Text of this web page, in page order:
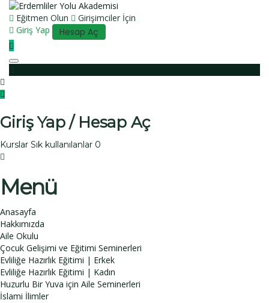
Eğitmen Olun
Girişimciler İçin
Giriş Yap
Hesap Aç
Toggle navigation
Giriş Yap / Hesap Aç
Kurslar Sık kullanılanlar 0
Menü
Anasayfa
Hakkımızda
Aile Okulu
Çocuk Gelişimi ve Eğitimi Seminerleri
Evliliğe Hazırlık Eğitimi | Erkek
Evliliğe Hazırlık Eğitimi | Kadın
Huzurlu Bir Yuva için Aile Seminerleri
İslami İlimler